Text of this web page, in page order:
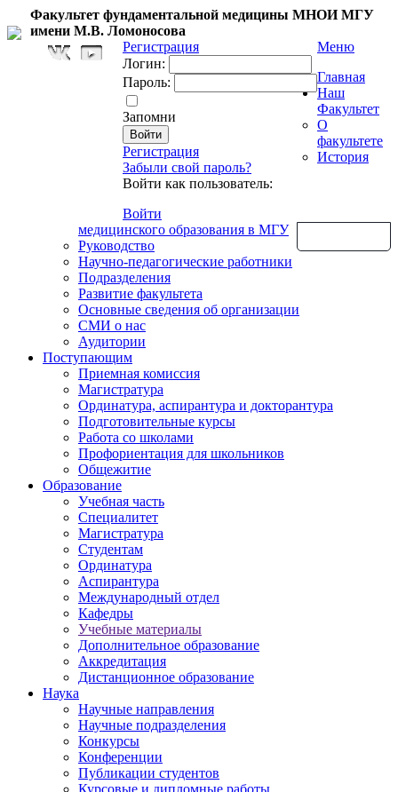
Факультет фундаментальной медицины МНОИ МГУ
имени М.В. Ломоносова
Регистрация
Логин:
Пароль:
Запомни
Регистрация
Забыли свой пароль?
Войти как пользователь:
Войти
Меню
Главная
Наш
Факультет
О
факультете
История
медицинского образования в МГУ
Руководство
Научно-педагогические работники
Подразделения
Развитие факультета
Основные сведения об организации
СМИ о нас
Аудитории
Поступающим
Приемная комиссия
Магистратура
Ординатура, аспирантура и докторантура
Подготовительные курсы
Работа со школами
Профориентация для школьников
Общежитие
Образование
Учебная часть
Специалитет
Магистратура
Студентам
Ординатура
Аспирантура
Международный отдел
Кафедры
Учебные материалы
Дополнительное образование
Аккредитация
Дистанционное образование
Наука
Научные направления
Научные подразделения
Конкурсы
Конференции
Публикации студентов
Курсовые и дипломные работы